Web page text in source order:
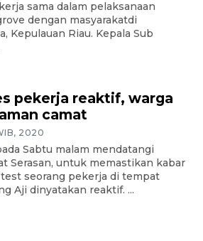
sama dalam pelaksanaan
dengan masyarakatdi
Kepulauan Riau. Kepala Sub
pekerja reaktif, warga
camat
2020
Sabtu malam mendatangi
Serasan, untuk memastikan kabar
seorang pekerja di tempat
Aji dinyatakan reaktif. ...